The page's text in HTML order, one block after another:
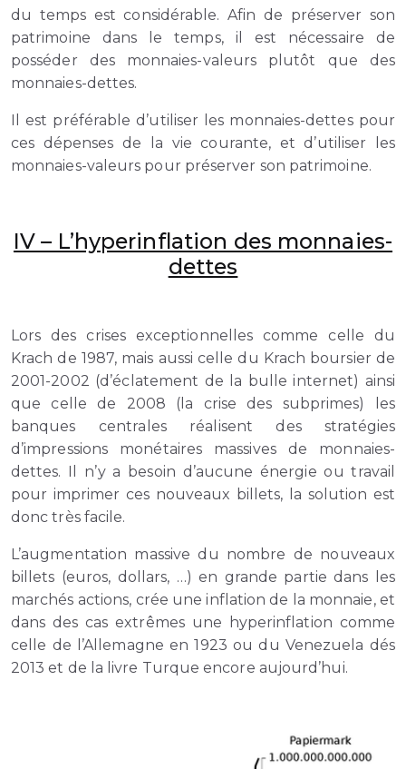
du temps est considérable. Afin de préserver son
patrimoine dans le temps, il est nécessaire de
posséder des monnaies-valeurs plutôt que des
monnaies-dettes.
Il est préférable d’utiliser les monnaies-dettes pour
ces dépenses de la vie courante, et d’utiliser les
monnaies-valeurs pour préserver son patrimoine.
IV – L’hyperinflation des monnaies-
dettes
Lors des crises exceptionnelles comme celle du
Krach de 1987, mais aussi celle du Krach boursier de
2001-2002 (d’éclatement de la bulle internet) ainsi
que celle de 2008 (la crise des subprimes) les
banques centrales réalisent des stratégies
d’impressions monétaires massives de monnaies-
dettes. Il n’y a besoin d’aucune énergie ou travail
pour imprimer ces nouveaux billets, la solution est
donc très facile.
L’augmentation massive du nombre de nouveaux
billets (euros, dollars, …) en grande partie dans les
marchés actions, crée une inflation de la monnaie, et
dans des cas extrêmes une hyperinflation comme
celle de l’Allemagne en 1923 ou du Venezuela dés
2013 et de la livre Turque encore aujourd’hui.